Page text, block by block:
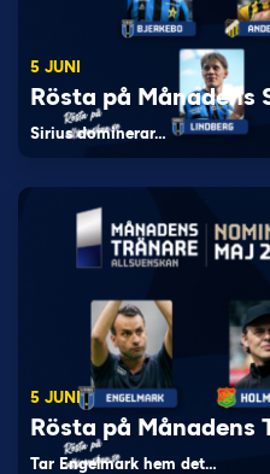
5 JUNI
Rösta på Månadens
Sirius dominerar…
5 JUNI
Rösta på Månadens
Tar Engelmark hem det…